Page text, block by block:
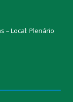
– Local: Plenário